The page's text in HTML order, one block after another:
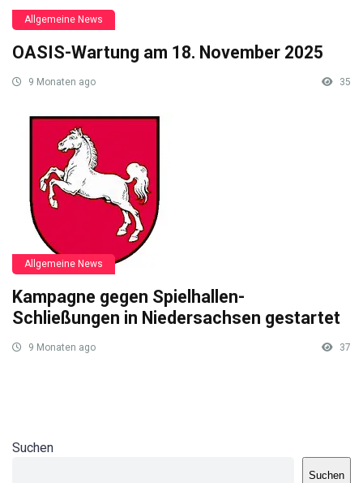
Allgemeine News
OASIS-Wartung am 18. November 2025
9 Monaten ago 35
Allgemeine News
Kampagne gegen Spielhallen-
Schließungen in Niedersachsen gestartet
9 Monaten ago 37
Suchen
Suchen